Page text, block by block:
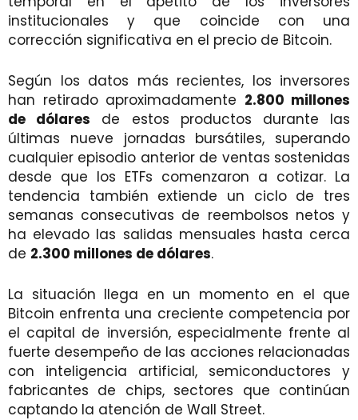
institucionales y que coincide con una
corrección significativa en el precio de Bitcoin.
Según los datos más recientes, los inversores
han retirado aproximadamente 2.800 millones
de dólares de estos productos durante las
últimas nueve jornadas bursátiles, superando
cualquier episodio anterior de ventas sostenidas
desde que los ETFs comenzaron a cotizar. La
tendencia también extiende un ciclo de tres
semanas consecutivas de reembolsos netos y
ha elevado las salidas mensuales hasta cerca
de 2.300 millones de dólares.
La situación llega en un momento en el que
Bitcoin enfrenta una creciente competencia por
el capital de inversión, especialmente frente al
fuerte desempeño de las acciones relacionadas
con inteligencia artificial, semiconductores y
fabricantes de chips, sectores que continúan
captando la atención de Wall Street.